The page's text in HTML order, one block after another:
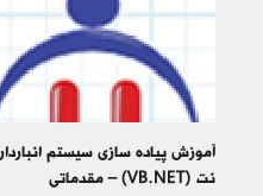
آموزش پیاده سازی سیستم
نت (VB.NET) – مقدماتی